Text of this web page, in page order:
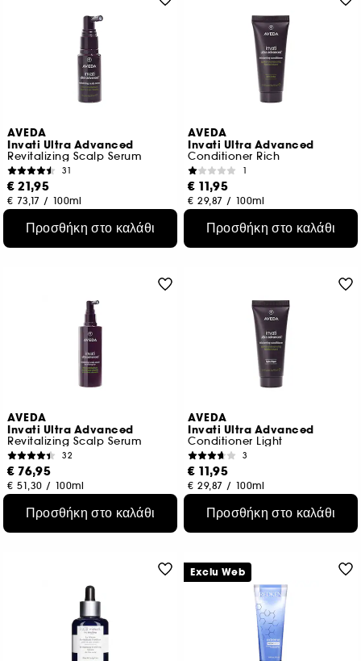
AVEDA
Invati Ultra Advanced
Revitalizing Scalp Serum
31
€ 21,95
€ 73,17 / 100ml
Προσθήκη στο καλάθι
AVEDA
Invati Ultra Advanced
Conditioner Rich
1
€ 11,95
€ 29,87 / 100ml
Προσθήκη στο καλάθι
AVEDA
Invati Ultra Advanced
Revitalizing Scalp Serum
32
€ 76,95
€ 51,30 / 100ml
Προσθήκη στο καλάθι
AVEDA
Invati Ultra Advanced
Conditioner Light
3
€ 11,95
€ 29,87 / 100ml
Προσθήκη στο καλάθι
Exclu Web